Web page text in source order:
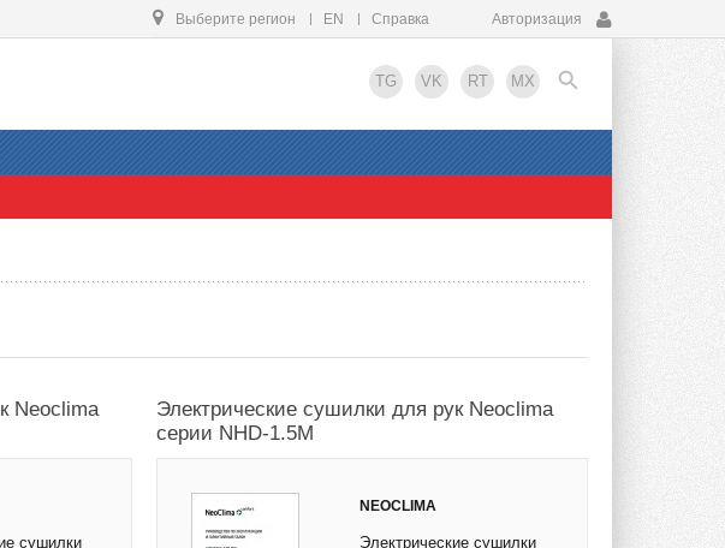
Выберите регион EN Справка Авторизация
TG VK RT MX
Neoclima
сушилки
Электрические сушилки для рук Neoclima
серии NHD-1.5M
NEOCLIMA
Электрические сушилки